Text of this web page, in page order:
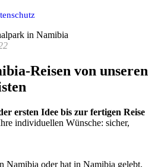
Reisen von unseren
ersten Idee bis zur fertigen Reise
individuellen Wünsche: sicher,
Namibia oder hat in Namibia gelebt.